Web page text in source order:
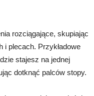
rozciągające, skupiając
i plecach. Przykładowe
stajesz na jednej
dotknąć palców stopy.